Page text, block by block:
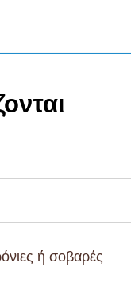
ή σοβαρές